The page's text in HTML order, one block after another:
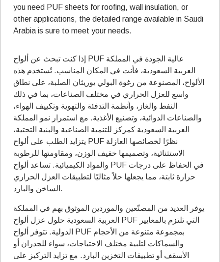
you need PUF sheets for roofing, wall insulation, or
other applications, the detailed range available in Saudi
Arabia is sure to meet your needs.
إذا كنت تبحث عن ألواح PUF عالية الجودة في المملكة
العربية السعودية، فأنت في المكان المناسب. تُستخدم هذه
الألواح، المصنوعة من رغوة البولي يوريثان الصلبة، على نطاق
واسع للعزل الحراري في مختلف الصناعات، بما في ذلك
النفط والغاز، وأنظمة التدفئة والتهوية وتكييف الهواء،
والصناعات الدوائية، وتصنيع الأغذية. مع استمرار نمو المملكة
العربية السعودية كمركز للتنمية الصناعية والبنية التحتية،
يتزايد الطلب على ألواح PUF نظرًا لخصائصها العازلة
الاستثنائية، وتصميمها خفيف الوزن، ومقاومتها للرطوبة
والمواد الكيميائية. تساعد ألواح PUF في الحفاظ على درجات
حرارة ثابتة، مما يجعلها حلاً مثاليًا لتطبيقات العزل الحراري
الساخن والبارد.
يوفر العديد من المصنّعين والموردين الموثوق بهم في المملكة
العربية السعودية حلول عزل ألواح PUF التي تلتزم بالمعايير
الدولية. تتوفر ألواح PUF بمجموعة متنوعة من الأحجام
والسماكات لتلبية مختلف الاحتياجات، سواء للجدران أو
الأسقف أو تطبيقات التخزين البارد. مع تزايد التركيز على